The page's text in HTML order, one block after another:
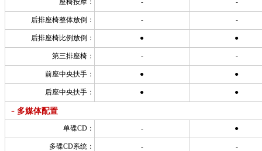
后排座椅整体放倒： - -
后排座椅比例放倒： ● ●
第三排座椅： - -
前座中央扶手： ● ●
后座中央扶手： ● ●
- 多媒体配置
单碟CD： - ●
多碟CD系统： - -